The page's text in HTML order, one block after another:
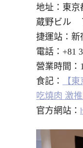
地址：東京
蔵野ビル
捷運站：新
電話： +81
營業時間：
食記：
【
吃燒肉 激
官方網站：